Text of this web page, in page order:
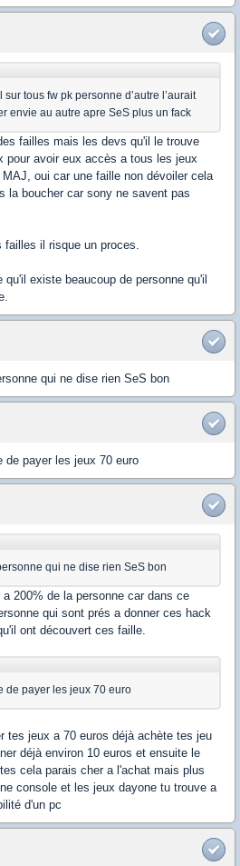
tous fw pk personne d’autre l’aurait
envie au autre apre SeS plus un fack
failles mais les devs qu'il le trouve
pour avoir eux accès a tous les jeux
oui car une faille non dévoiler cela
la boucher car sony ne savent pas
failles il risque un proces.
existe beaucoup de personne qu'il
qui ne dise rien SeS bon
de payer les jeux 70 euro
qui ne dise rien SeS bon
200% de la personne car dans ce
qui sont prés a donner ces hack
ont découvert ces faille.
de payer les jeux 70 euro
tes jeux a 70 euros déjà achète tes jeu
déjà environ 10 euros et ensuite le
cela parais cher a l'achat mais plus
console et les jeux dayone tu trouve a
d'un pc